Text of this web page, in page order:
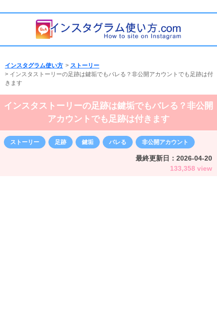
インスタグラム使い方 > ストーリー
> インスタストーリーの足跡は鍵垢でもバレる？非公開アカウントでも足跡は付
きます
インスタストーリーの足跡は鍵垢でもバレる？非公開
アカウントでも足跡は付きます
ストーリー 足跡 鍵垢 バレる 非公開アカウント
最終更新日： 2026-04-20
133,358 view